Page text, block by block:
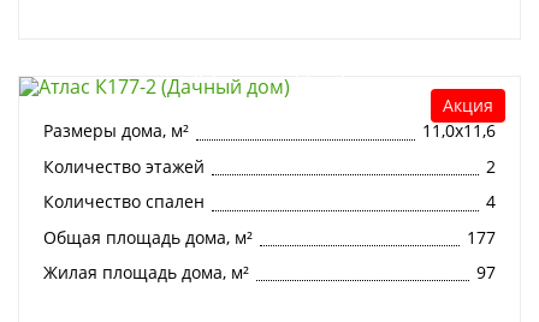
Акция
Размеры дома, м²
11,0х11,6
Количество этажей
2
Количество спален
4
Общая площадь дома, м²
177
Жилая площадь дома, м²
97